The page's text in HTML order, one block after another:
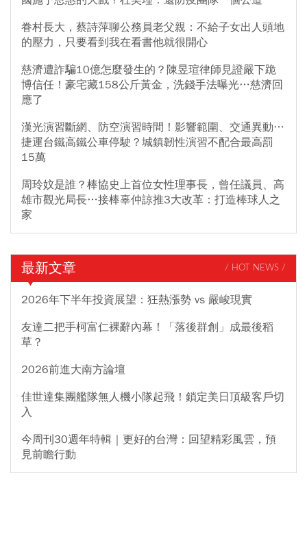
眷村長大，蔡詩萍聊公務員老父親：不給子女出人頭地
的壓力，只要看到我在看書他就很開心
慈濟遭詐騙10億怎麼發生的？陳昱瑄律師見證嚴下跪
博信任！豪宅藏158公斤黃金，洗錢手法曝光…慈濟回
應了
漢光演習斷網、防空演習時間！影響範圍、交通異動…
捷運台鐵高鐵公車停駛？城鎮韌性演習不配合最高罰
15萬
周玲妏是誰？棒協史上首位女性理事長，曾任議員、高
雄市觀光局長…接棒辜仲諒推3大改革：打造棒球人之
家
最新文章 / HOT NEWS /
2026年下半年投資展望：狂熱漲勢 vs 嚴峻現實
友達二把手柯富仁裸辭內幕！「落後群創」成最後稻
草？
2026前進大南方論壇
佳世達集團艦隊無人機小隊起飛！鎖定美日頂級客戶切
入
今周刊30週年特輯｜更好的台灣：回望精彩風雲，預
見前瞻行動